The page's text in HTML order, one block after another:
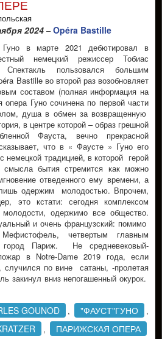
2024 –Opéra Bastille
в марте 2021 дебютировал в
немецкий режиссер Тобиас
Спектакль пользовался большим
Bastille во второй раз возобновляет
составом (полная информация на
опера Гуно сочинена по первой части
душа в обмен за возвращенную
в центре которой – образ грешной
Фауста, вечно прекрасной
что в « Фаусте » Гуно его
немецкой традицией, в которой герой
бытия стремится как можно
отведенного ему времени, а
одержим молодостью. Впрочем,
это кстати: сегодня комплексом
одержимо все общество.
и очень французский: помимо
четвертым главным
город Париж. Не средневековый-
в Notre-Dame 2019 года, если
случился по вине сатаны, -пролетая
закинул вниз непогашенный окурок.
GOUNOD , "ФАУСТ"ГУНО ,
, ПАРИЖСКАЯ ОПЕРА